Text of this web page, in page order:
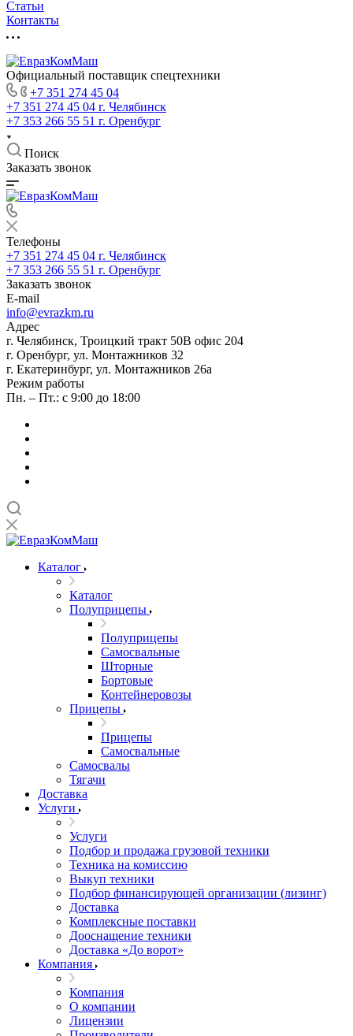
Статьи
Контакты
Официальный поставщик спецтехники
+7 351 274 45 04
+7 351 274 45 04 г. Челябинск
+7 353 266 55 51 г. Оренбург
Поиск
Заказать звонок
Телефоны
+7 351 274 45 04 г. Челябинск
+7 353 266 55 51 г. Оренбург
Заказать звонок
E-mail
info@evrazkm.ru
Адрес
г. Челябинск, Троицкий тракт 50В офис 204
г. Оренбург, ул. Монтажников 32
г. Екатеринбург, ул. Монтажников 26а
Режим работы
Пн. – Пт.: с 9:00 до 18:00
Каталог
Каталог
Полуприцепы
Полуприцепы
Самосвальные
Шторные
Бортовые
Контейнеровозы
Прицепы
Прицепы
Самосвальные
Самосвалы
Тягачи
Доставка
Услуги
Услуги
Подбор и продажа грузовой техники
Техника на комиссию
Выкуп техники
Подбор финансирующей организации (лизинг)
Доставка
Комплексные поставки
Дооснащение техники
Доставка «До ворот»
Компания
Компания
О компании
Лицензии